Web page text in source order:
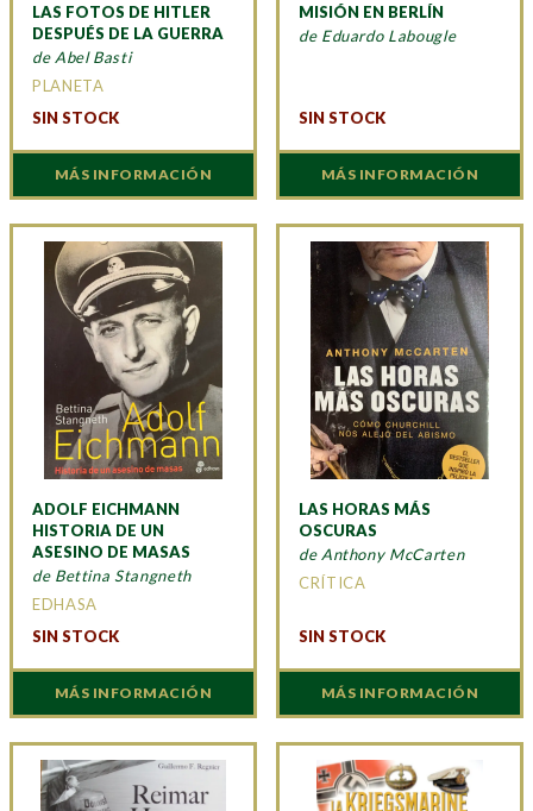
LAS FOTOS DE HITLER
DESPUÉS DE LA GUERRA
de Abel Basti
PLANETA
SIN STOCK
MÁS INFORMACIÓN
MISIÓN EN BERLÍN
de Eduardo Labougle
SIN STOCK
MÁS INFORMACIÓN
ADOLF EICHMANN
HISTORIA DE UN
ASESINO DE MASAS
de Bettina Stangneth
EDHASA
SIN STOCK
MÁS INFORMACIÓN
LAS HORAS MÁS
OSCURAS
de Anthony McCarten
CRÍTICA
SIN STOCK
MÁS INFORMACIÓN